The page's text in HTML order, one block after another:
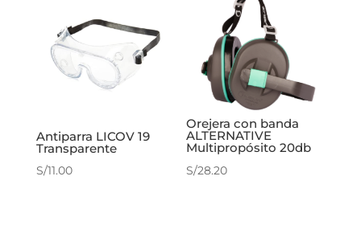
Antiparra LICOV 19
Transparente
S/11.00
Orejera con banda
ALTERNATIVE
Multipropósito 20db
S/28.20